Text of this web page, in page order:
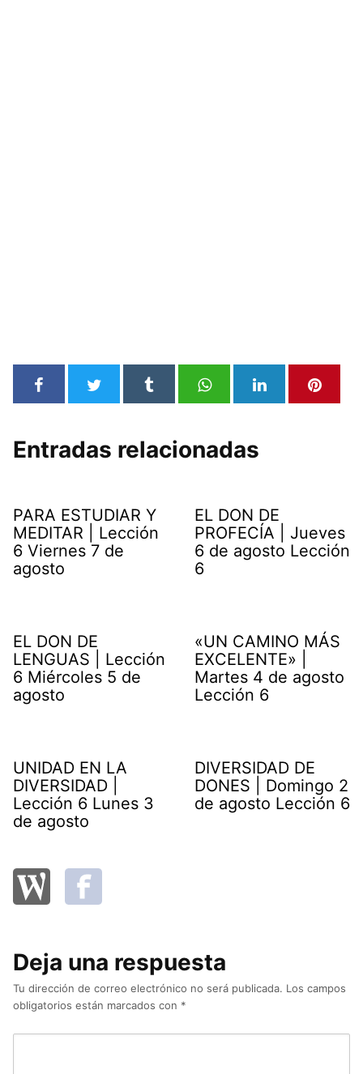
Entradas relacionadas
PARA ESTUDIAR Y
MEDITAR | Lección
6 Viernes 7 de
agosto
EL DON DE
PROFECÍA | Jueves
6 de agosto Lección
6
EL DON DE
LENGUAS | Lección
6 Miércoles 5 de
agosto
«UN CAMINO MÁS
EXCELENTE» |
Martes 4 de agosto
Lección 6
UNIDAD EN LA
DIVERSIDAD |
Lección 6 Lunes 3
de agosto
DIVERSIDAD DE
DONES | Domingo 2
de agosto Lección 6
Deja una respuesta
Tu dirección de correo electrónico no será publicada. Los campos
obligatorios están marcados con *